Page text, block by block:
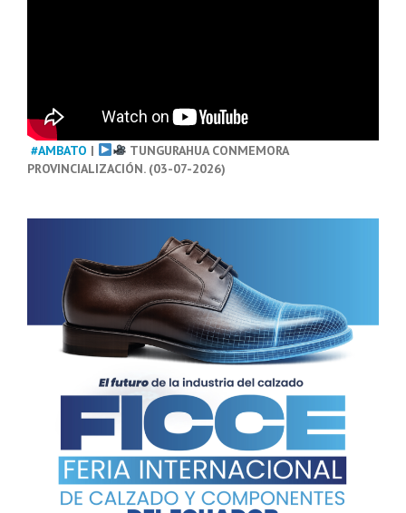
#AMBATO |
TUNGURAHUA CONMEMORA
PROVINCIALIZACIÓN. (03-07-2026)